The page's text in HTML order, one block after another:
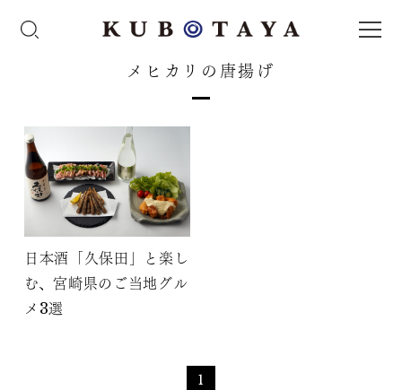
メヒカリの唐揚げ
日本酒「久保田」と楽し
む、宮崎県のご当地グル
メ3選
1